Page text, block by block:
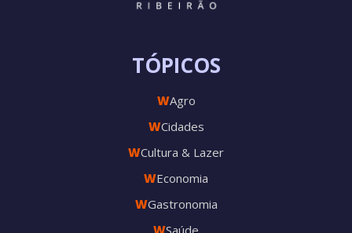
TÓPICOS
WAgro
WCidades
WCultura & Lazer
WEconomia
WGastronomia